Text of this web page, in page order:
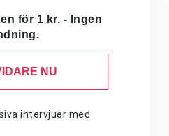
för 1 kr. - Ingen
NU
intervjuer med